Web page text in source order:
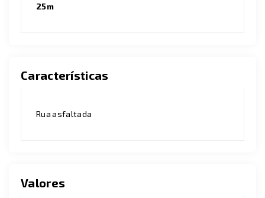
25m
Características
Rua asfaltada
Valores